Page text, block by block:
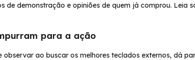
de demonstração e opiniões de quem já comprou. Leia
para a ação
ao buscar os melhores teclados externos, dá